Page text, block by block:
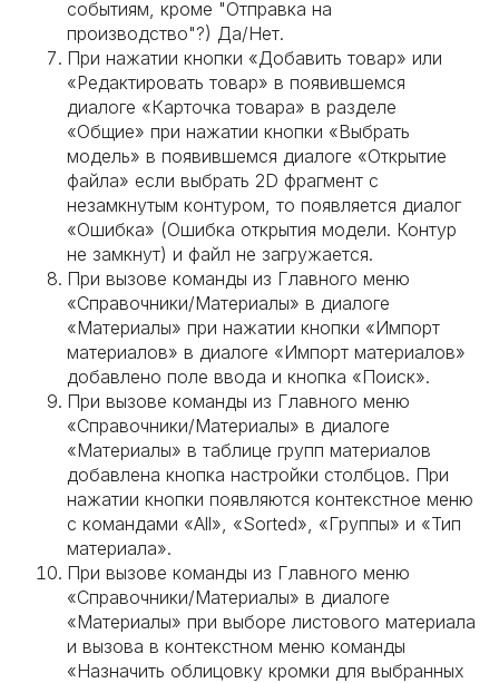
событиям, кроме "Отправка на
производство"?) Да/Нет.
При нажатии кнопки «Добавить товар» или
«Редактировать товар» в появившемся
диалоге «Карточка товара» в разделе
«Общие» при нажатии кнопки «Выбрать
модель» в появившемся диалоге «Открытие
файла» если выбрать 2D фрагмент с
незамкнутым контуром, то появляется диалог
«Ошибка» (Ошибка открытия модели. Контур
не замкнут) и файл не загружается.
При вызове команды из Главного меню
«Справочники/Материалы» в диалоге
«Материалы» при нажатии кнопки «Импорт
материалов» в диалоге «Импорт материалов»
добавлено поле ввода и кнопка «Поиск».
При вызове команды из Главного меню
«Справочники/Материалы» в диалоге
«Материалы» в таблице групп материалов
добавлена кнопка настройки столбцов. При
нажатии кнопки появляются контекстное меню
с командами «All», «Sorted», «Группы» и «Тип
материала».
При вызове команды из Главного меню
«Справочники/Материалы» в диалоге
«Материалы» при выборе листового материала
и вызова в контекстном меню команды
«Назначить облицовку кромки для выбранных